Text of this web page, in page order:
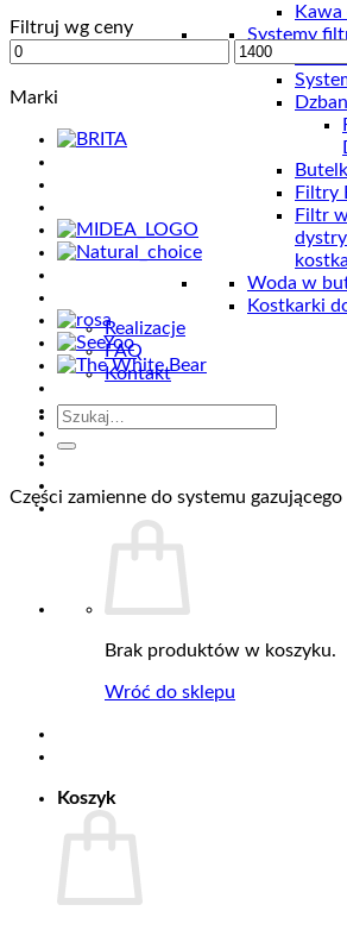
Systemy
Filtry
Filtr
Woda w
Kostkarki
Realizacje
FAQ
Kontakt
Szukaj:
Brak produktów w koszyku.
Wróć do sklepu
Koszyk
Filtruj wg ceny
Cena
Cena
Marki
Części zamienne do systemu gazującego